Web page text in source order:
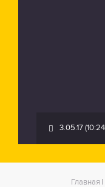
3.05.17
Главная